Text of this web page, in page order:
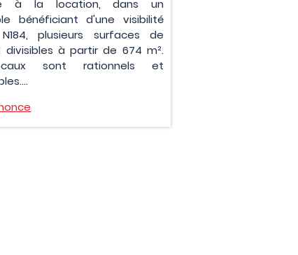
à la location, dans un
bénéficiant d'une visibilité
plusieurs surfaces de
divisibles à partir de 674 m².
sont rationnels et